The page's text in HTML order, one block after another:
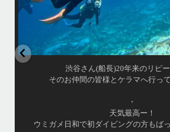
渋谷さん(船長)20年来のリピ
そのお仲間の皆様とケラマへ行っ
・
天気最高ー！
ウミガメ日和で初ダイビングの方もば